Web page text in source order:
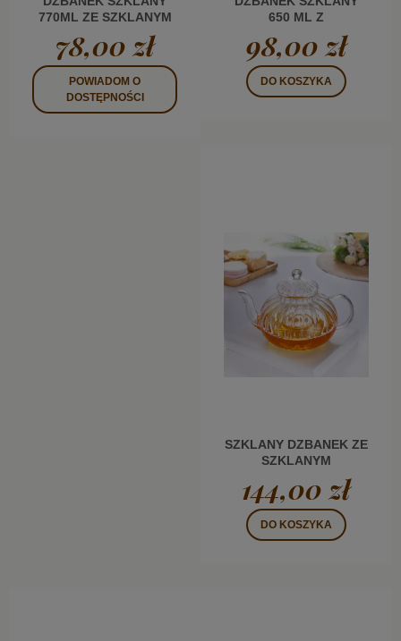
770ML ZE SZKLANYM
ZAPARZACZEM WL
78,00 zł
POWIADOM O
DOSTĘPNOŚCI
650 ML Z
ZAPARZACZEM WL
98,00 zł
DO KOSZYKA
SZKLANY DZBANEK ZE
SZKLANYM
ZAPARZACZEM 1,2L
144,00 zł
DO KOSZYKA